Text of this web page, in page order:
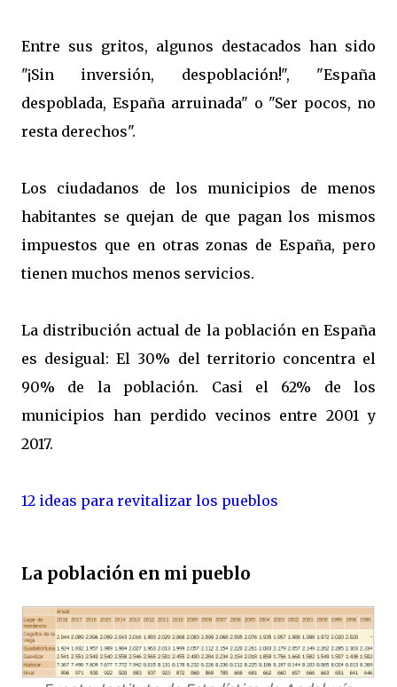
Entre sus gritos, algunos destacados han sido
"¡Sin inversión, despoblación!", "España
despoblada, España arruinada" o "Ser pocos, no
resta derechos".
Los ciudadanos de los municipios de menos
habitantes se quejan de que pagan los mismos
impuestos que en otras zonas de España, pero
tienen muchos menos servicios.
La distribución actual de la población en España
es desigual: El 30% del territorio concentra el
90% de la población. Casi el 62% de los
municipios han perdido vecinos entre 2001 y
2017.
12 ideas para revitalizar los pueblos
La población en mi pueblo